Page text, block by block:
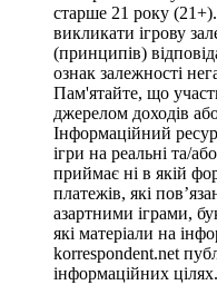
старше 21 року
викликати ігрову
(принципів)
ознак залежності
Пам'ятайте, що
джерелом доходів
Інформаційний
ігри на реальні та/
приймає ні в якій
платежів, які
азартними іграми,
які матеріали на
korrespondent.net
інформаційних цілях.